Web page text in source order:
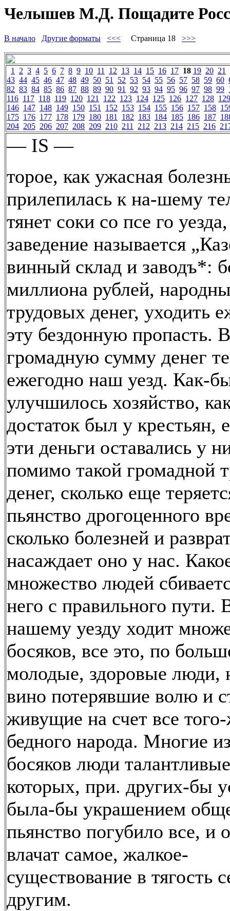
Челышев М.Д. Пощадите
В начало Другие форматы <<< Страница 18 >>>
1 2 3 4 5 6 7 8 9 10 11 12 13 14 15 16 17 18 19 20 21
43 44 45 46 47 48 49 50 51 52 53 54 55 56 57 58 59 60
82 83 84 85 86 87 88 89 90 91 92 93 94 95 96 97 98 99
116 117 118 119 120 121 122 123 124 125 126 127 128 129
146 147 148 149 150 151 152 153 154 155 156 157 158
175 176 177 178 179 180 181 182 183 184 185 186 187
204 205 206 207 208 209 210 211 212 213 214 215 216
— IS —
торое, как ужасная
прилепилась к на-шему
тянет соки со псе го
заведение называется
винный склад и заводъ*:
миллиона рублей,
трудовых денег, уходить
эту бездонную пропасть.
громадную сумму денег
ежегодно наш уезд. Как-
улучшилось хозяйство,
достаток был у крестьян,
эти деньги оставались у
помимо такой громадной
денег, сколько еще
пьянство дрогоценного
сколько болезней и
насаждает оно у нас.
множество людей
него с правильного пути.
нашему уезду ходит
босяков, все это, по
молодые, здоровые люди,
вино потерявшие волю и
живущие на счет все
бедного народа. Многие
босяков люди
которых, при. других-бы
была-бы украшением
пьянство погубило все, и
влачат самое, жалкое-
существование в тягость
другим.